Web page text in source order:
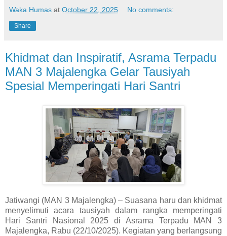
Waka Humas at October 22, 2025 No comments:
Share
Khidmat dan Inspiratif, Asrama Terpadu
MAN 3 Majalengka Gelar Tausiyah
Spesial Memperingati Hari Santri
Jatiwangi (MAN 3 Majalengka) – Suasana haru dan khidmat
menyelimuti acara tausiyah dalam rangka memperingati
Hari Santri Nasional 2025 di Asrama Terpadu MAN 3
Majalengka, Rabu (22/10/2025). Kegiatan yang berlangsung